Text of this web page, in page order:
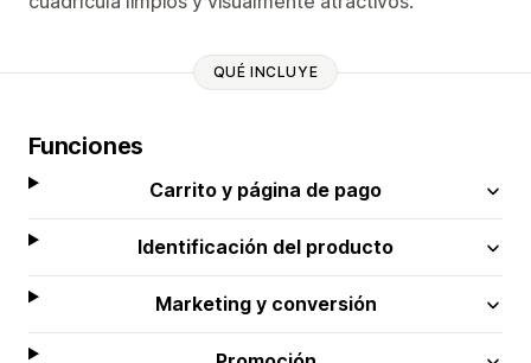
QUÉ INCLUYE
Funciones
Carrito y página de pago
Identificación del producto
Marketing y conversión